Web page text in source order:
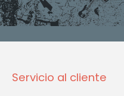
b
o
o
Servicio al cliente